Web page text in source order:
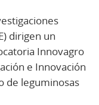
dirigen un
Innovagro
e Innovación
de leguminosas